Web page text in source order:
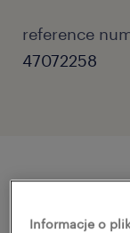
reference
47072258
Informacje o